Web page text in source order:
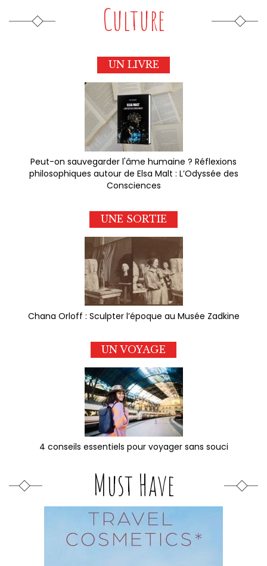
Culture
UN LIVRE
Peut-on sauvegarder l'âme humaine ? Réflexions
philosophiques autour de Elsa Malt : L’Odyssée des
Consciences
UNE SORTIE
Chana Orloff : Sculpter l’époque au Musée Zadkine
UN VOYAGE
4 conseils essentiels pour voyager sans souci
Must Have